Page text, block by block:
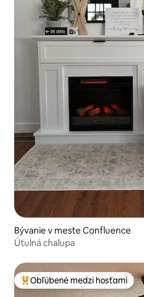
Bývanie v meste Confluence
Útulná chalupa
Najobľúbenejšie medzi hosťami
Obľúbené medzi hosťami